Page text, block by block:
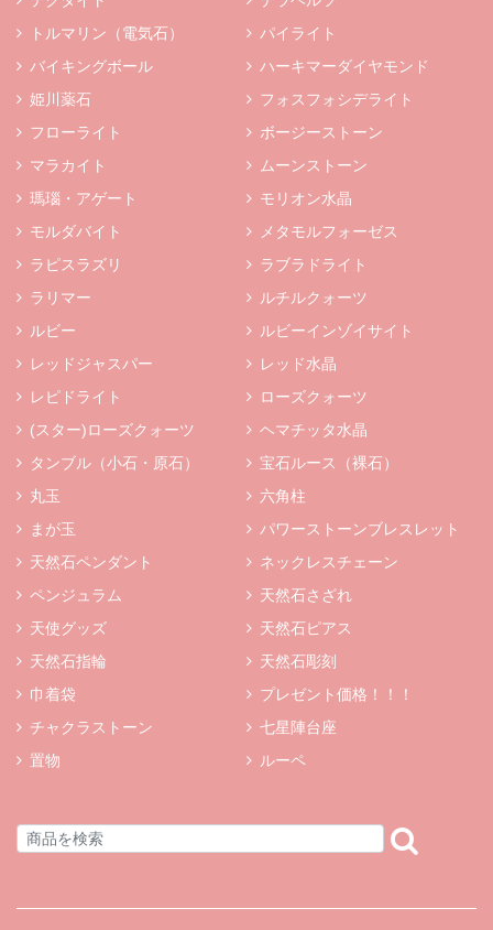
トルマリン（電気石）
パイライト
バイキングボール
ハーキマーダイヤモンド
姫川薬石
フォスフォシデライト
フローライト
ボージーストーン
マラカイト
ムーンストーン
瑪瑙・アゲート
モリオン水晶
モルダバイト
メタモルフォーゼス
ラピスラズリ
ラブラドライト
ラリマー
ルチルクォーツ
ルビー
ルビーインゾイサイト
レッドジャスパー
レッド水晶
レピドライト
ローズクォーツ
(スター)ローズクォーツ
ヘマチッタ水晶
タンブル（小石・原石）
宝石ルース（裸石）
丸玉
六角柱
まが玉
パワーストーンブレスレット
天然石ペンダント
ネックレスチェーン
ペンジュラム
天然石さざれ
天使グッズ
天然石ピアス
天然石指輪
天然石彫刻
巾着袋
プレゼント価格！！！
チャクラストーン
七星陣台座
置物
ルーペ